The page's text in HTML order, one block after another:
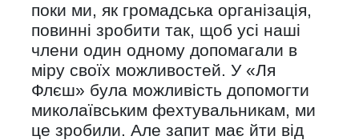
поки ми, як громадська організація,
повинні зробити так, щоб усі наші
члени один одному допомагали в
міру своїх можливостей. У «Ля
Флєш» була можливість допомогти
миколаївським фехтувальникам, ми
це зробили. Але запит має йти від